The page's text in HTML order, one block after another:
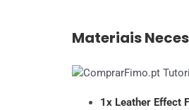
Materiais
1x Leather Effect